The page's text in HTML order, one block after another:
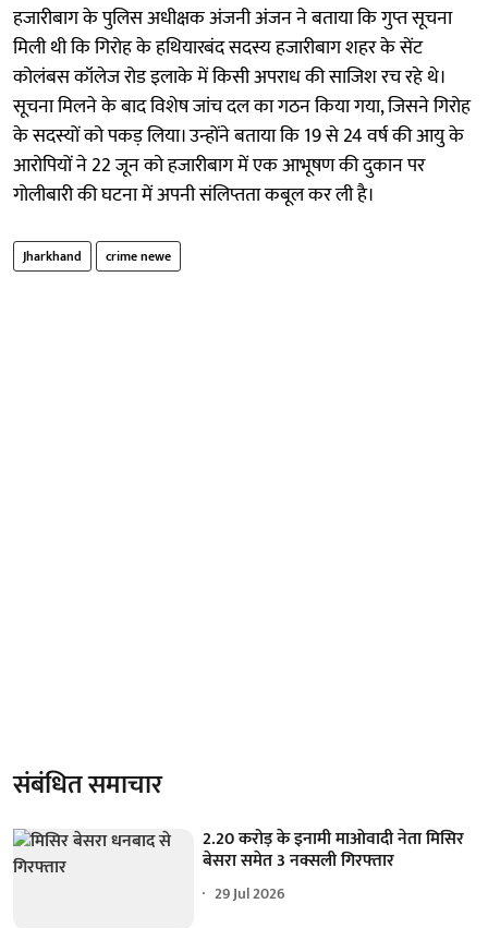
हजारीबाग के पुलिस अधीक्षक अंजनी अंजन ने बताया कि गुप्त सूचना
मिली थी कि गिरोह के हथियारबंद सदस्य हजारीबाग शहर के सेंट
कोलंबस कॉलेज रोड इलाके में किसी अपराध की साजिश रच रहे थे।
सूचना मिलने के बाद विशेष जांच दल का गठन किया गया, जिसने गिरोह
के सदस्यों को पकड़ लिया। उन्होंने बताया कि 19 से 24 वर्ष की आयु के
आरोपियों ने 22 जून को हजारीबाग में एक आभूषण की दुकान पर
गोलीबारी की घटना में अपनी संलिप्तता कबूल कर ली है।
Jharkhand crime newe
संबंधित समाचार
2.20 करोड़ के इनामी माओवादी नेता मिसिर
बेसरा समेत 3 नक्सली गिरफ्तार
29 Jul 2026